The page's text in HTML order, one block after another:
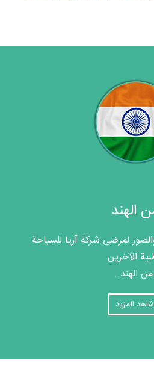
الهند
لمرضى شركة آريا للسياحة
الآخرين
من الهند.
شاهد المزيد